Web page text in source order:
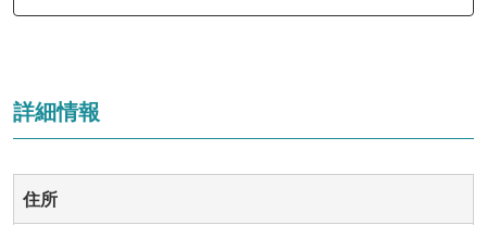
詳細情報
住所